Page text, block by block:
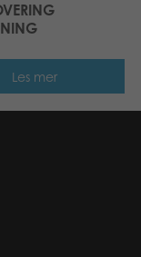
Les mer